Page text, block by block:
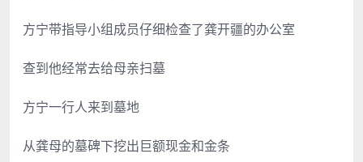
方宁带指导小组成员仔细检查了龚开疆的办公室
查到他经常去给母亲扫墓
方宁一行人来到墓地
从龚母的墓碑下挖出巨额现金和金条